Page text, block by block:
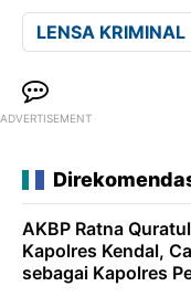
LENSA KRIMINAL
ADVERTISEMENT
AKBP Ratna
Kapolres Kendal,
sebagai Kapolres